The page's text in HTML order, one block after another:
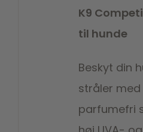
K9
til hunde
Beskyt din
stråler med
parfumefri